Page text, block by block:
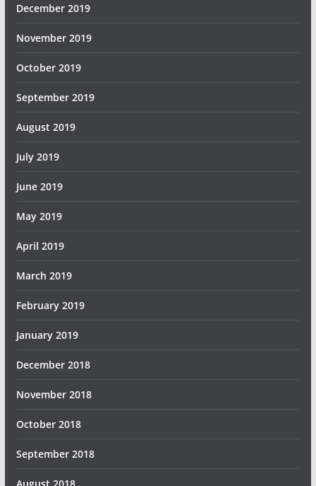
December 2019
November 2019
October 2019
September 2019
August 2019
July 2019
June 2019
May 2019
April 2019
March 2019
February 2019
January 2019
December 2018
November 2018
October 2018
September 2018